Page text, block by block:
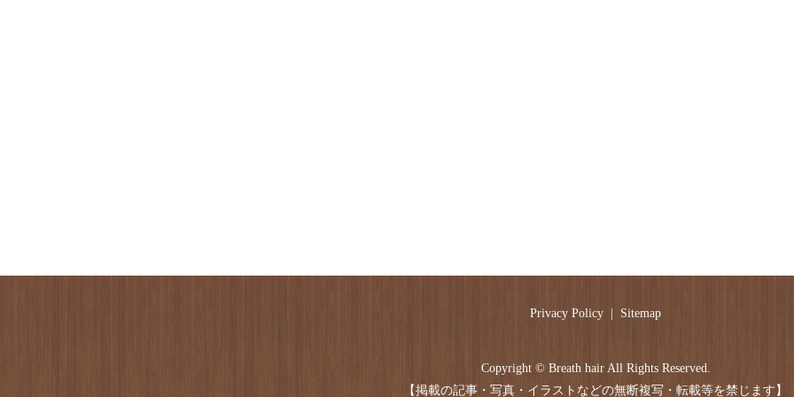
Privacy Policy Sitemap
Copyright © Breath hair All Rights Reserved.
【掲載の記事・写真・イラストなどの無断複写・転載等を禁じます】